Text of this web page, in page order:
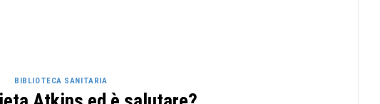
BIBLIOTECA SANITARIA